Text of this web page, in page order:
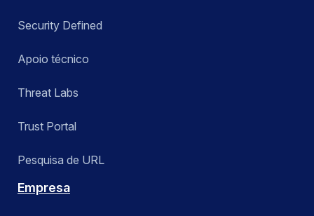
Security Defined
Apoio técnico
Threat Labs
Trust Portal
Pesquisa de URL
Empresa